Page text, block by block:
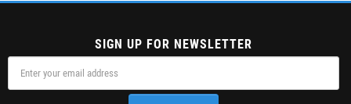
SIGN UP FOR NEWSLETTER